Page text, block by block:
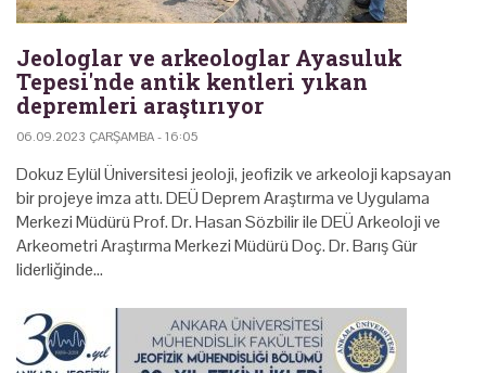
Jeologlar ve arkeologlar Ayasuluk
Tepesi'nde antik kentleri yıkan
depremleri araştırıyor
06.09.2023 ÇARŞAMBA - 16:05
Dokuz Eylül Üniversitesi jeoloji, jeofizik ve arkeoloji kapsayan
bir projeye imza attı. DEÜ Deprem Araştırma ve Uygulama
Merkezi Müdürü Prof. Dr. Hasan Sözbilir ile DEÜ Arkeoloji ve
Arkeometri Araştırma Merkezi Müdürü Doç. Dr. Barış Gür
liderliğinde…